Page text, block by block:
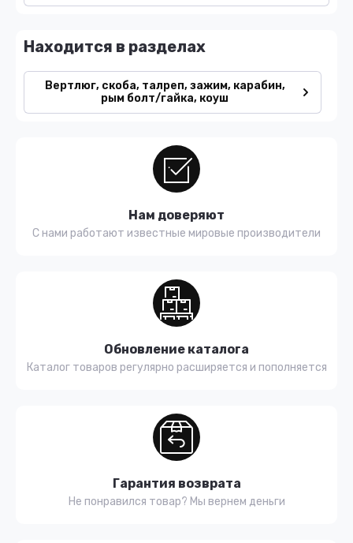
Находится в разделах
Вертлюг, скоба, талреп, зажим, карабин,
рым болт/гайка, коуш
Нам доверяют
С нами работают известные мировые производители
Обновление каталога
Каталог товаров регулярно расширяется и пополняется
Гарантия возврата
Не понравился товар? Мы вернем деньги